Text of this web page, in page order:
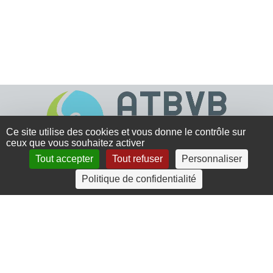
4 rue Crec’h-Ugen
22810 Belle Isle en Terre
Ce site utilise des cookies et vous donne le contrôle sur
ceux que vous souhaitez activer
Tout accepter
Tout refuser
Personnaliser
Politique de confidentialité